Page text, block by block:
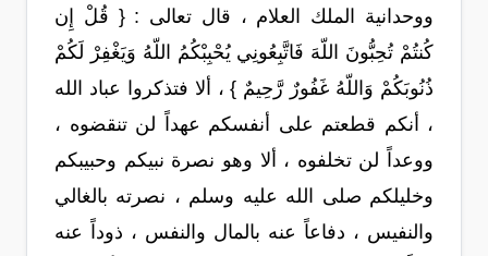
ووحدانية الملك العلام ، قال تعالى : { قُلْ إِن
كُنتُمْ تُحِبُّونَ اللّهَ فَاتَّبِعُونِي يُحْبِبْكُمُ اللّهُ وَيَغْفِرْ لَكُمْ
ذُنُوبَكُمْ وَاللّهُ غَفُورٌ رَّحِيمٌ } ، ألا فتذكروا عباد الله
، أنكم قطعتم على أنفسكم عهداً لن تنقضوه ،
ووعداً لن تخلفوه ، ألا وهو نصرة نبيكم وحبيبكم
وخليلكم صلى الله عليه وسلم ، نصرته بالغالي
والنفيس ، دفاعاً عنه بالمال والنفس ، ذوداً عنه